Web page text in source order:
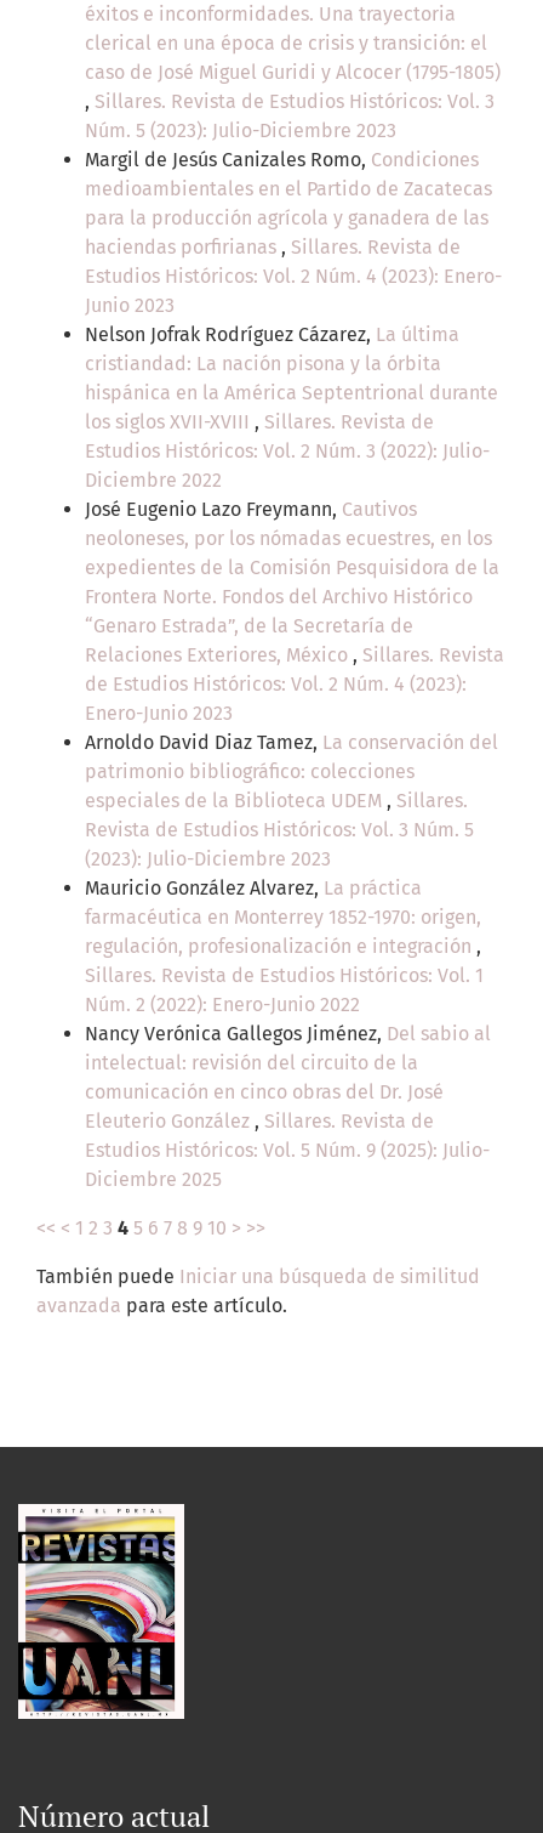
éxitos e inconformidades. Una trayectoria
clerical en una época de crisis y transición: el
caso de José Miguel Guridi y Alcocer (1795-1805)
, Sillares. Revista de Estudios Históricos: Vol. 3
Núm. 5 (2023): Julio-Diciembre 2023
Margil de Jesús Canizales Romo, Condiciones
medioambientales en el Partido de Zacatecas
para la producción agrícola y ganadera de las
haciendas porfirianas , Sillares. Revista de
Estudios Históricos: Vol. 2 Núm. 4 (2023): Enero-
Junio 2023
Nelson Jofrak Rodríguez Cázarez, La última
cristiandad: La nación pisona y la órbita
hispánica en la América Septentrional durante
los siglos XVII-XVIII , Sillares. Revista de
Estudios Históricos: Vol. 2 Núm. 3 (2022): Julio-
Diciembre 2022
José Eugenio Lazo Freymann, Cautivos
neoloneses, por los nómadas ecuestres, en los
expedientes de la Comisión Pesquisidora de la
Frontera Norte. Fondos del Archivo Histórico
“Genaro Estrada”, de la Secretaría de
Relaciones Exteriores, México , Sillares. Revista
de Estudios Históricos: Vol. 2 Núm. 4 (2023):
Enero-Junio 2023
Arnoldo David Diaz Tamez, La conservación del
patrimonio bibliográfico: colecciones
especiales de la Biblioteca UDEM , Sillares.
Revista de Estudios Históricos: Vol. 3 Núm. 5
(2023): Julio-Diciembre 2023
Mauricio González Alvarez, La práctica
farmacéutica en Monterrey 1852-1970: origen,
regulación, profesionalización e integración ,
Sillares. Revista de Estudios Históricos: Vol. 1
Núm. 2 (2022): Enero-Junio 2022
Nancy Verónica Gallegos Jiménez, Del sabio al
intelectual: revisión del circuito de la
comunicación en cinco obras del Dr. José
Eleuterio González , Sillares. Revista de
Estudios Históricos: Vol. 5 Núm. 9 (2025): Julio-
Diciembre 2025
<< < 1 2 3 4 5 6 7 8 9 10 > >>
También puede Iniciar una búsqueda de similitud
avanzada para este artículo.
Número actual